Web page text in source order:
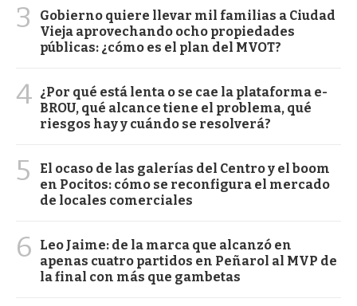
3
Gobierno quiere llevar mil familias a Ciudad
Vieja aprovechando ocho propiedades
públicas: ¿cómo es el plan del MVOT?
4 ¿Por qué está lenta o se cae la plataforma e-
BROU, qué alcance tiene el problema, qué
riesgos hay y cuándo se resolverá?
5
El ocaso de las galerías del Centro y el boom
en Pocitos: cómo se reconfigura el mercado
de locales comerciales
6
Leo Jaime: de la marca que alcanzó en
apenas cuatro partidos en Peñarol al MVP de
la final con más que gambetas